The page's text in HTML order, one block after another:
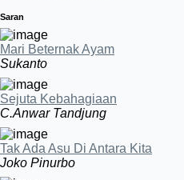
Saran
Mari Beternak Ayam
Sukanto
Sejuta Kebahagiaan
C.Anwar Tandjung
Tak Ada Asu Di Antara Kita
Joko Pinurbo